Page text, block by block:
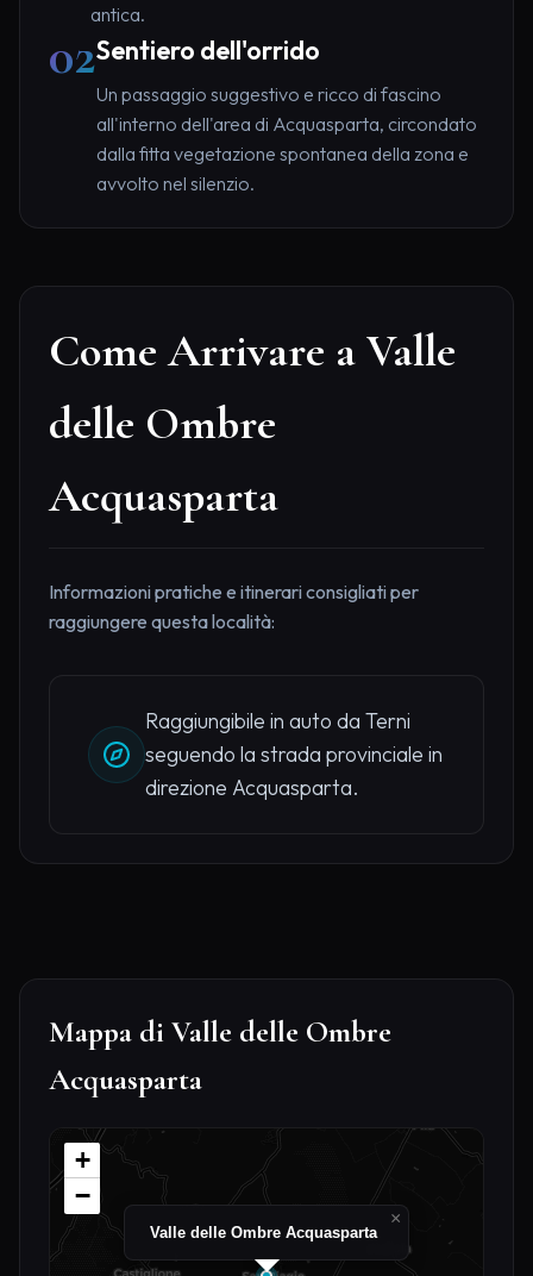
antica.
02Sentiero dell'orrido
Un passaggio suggestivo e ricco di fascino
all'interno dell'area di Acquasparta, circondato
dalla fitta vegetazione spontanea della zona e
avvolto nel silenzio.
Come Arrivare a Valle
delle Ombre
Acquasparta
Informazioni pratiche e itinerari consigliati per
raggiungere questa località:
Raggiungibile in auto da Terni
seguendo la strada provinciale in
direzione Acquasparta.
Mappa di Valle delle Ombre
Acquasparta
Valle delle Ombre Acquasparta
×
+
−